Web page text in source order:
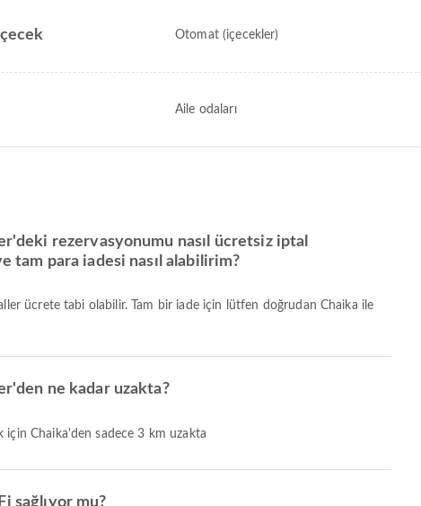
Otomat (içecekler)
Aile odaları
rezervasyonumu nasıl ücretsiz iptal
tam para iadesi nasıl alabilirim?
ücrete tabi olabilir. Tam bir iade için lütfen doğrudan Chaika ile
ne kadar uzakta?
için Chaika'den sadece 3 km uzakta
sağlıyor mu?